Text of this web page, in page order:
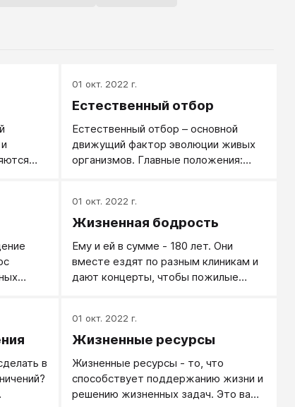
01 окт. 2022 г.
Естественный отбор
Естественный отбор – основной
движущий фактор эволюции живых
организмов. Главные положения:
представляют собою результат
многовекового процесса
за существование. Особенности
организации, благоприятные для
добывания пищи, борьбы с
наследственно передаваясь
накапливаются. Таким образом,
лучше организованные особи имеют
больше шансов пережить более
слабых и оставить потомство.
01 окт. 2022 г.
Жизненная бодрость
Ему и ей в сумме - 180 лет. Они
вместе ездят по разным клиникам и
дают концерты, чтобы пожилые
в
01 окт. 2022 г.
Жизненные ресурсы
Жизненные ресурсы - то, что
способствует поддержанию жизни и
решению жизненных задач. Это ваш